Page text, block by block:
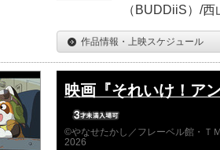
（BUDDiiS）/
作品情報・上映スケジュール
映画『それいけ！ア
©やなせたかし／フレーベル館・Ｔ
2026